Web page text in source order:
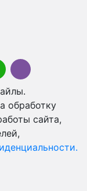
обработку
сайта,